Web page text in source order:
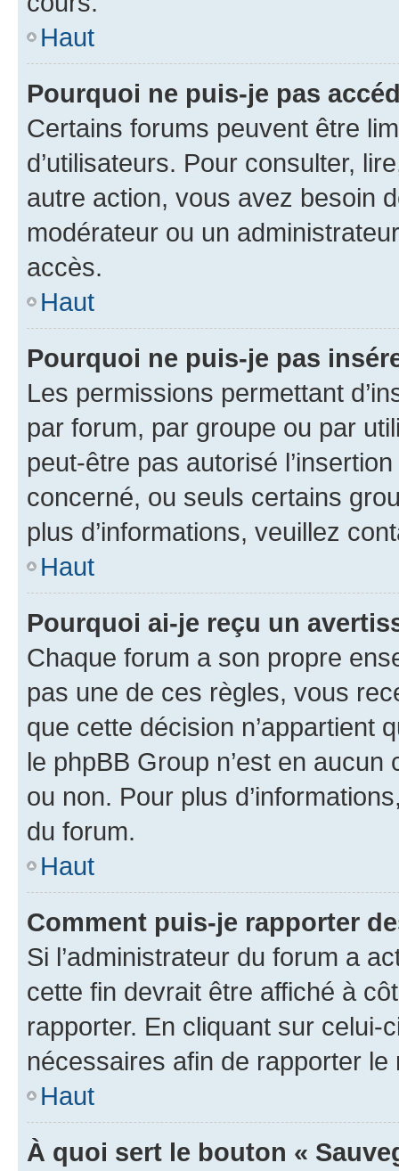
Haut
Pourquoi ne puis-je pas
Certains forums peuvent être
d’utilisateurs. Pour consulter,
autre action, vous avez besoin
modérateur ou un
accès.
Haut
Pourquoi ne puis-je pas
Les permissions permettant
par forum, par groupe ou par
peut-être pas autorisé
concerné, ou seuls certains
plus d’informations, veuillez
Haut
Pourquoi ai-je reçu un
Chaque forum a son propre
pas une de ces règles, vous
que cette décision n’appartient
le phpBB Group n’est en
ou non. Pour plus
du forum.
Haut
Comment puis-je rapporter
Si l’administrateur du forum a
cette fin devrait être affiché à
rapporter. En cliquant sur
nécessaires afin de rapporter le
Haut
À quoi sert le bouton «